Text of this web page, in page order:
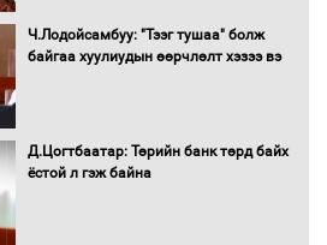
Автобензин, дизель түлшний онцгой
Ч.Лодойсамбуу: "Тээг тушаа" болж
байгаа хуулиудын өөрчлөлт хэзээ вэ
Д.Цогтбаатар: Төрийн банк төрд байх
ёстой л гэж байна